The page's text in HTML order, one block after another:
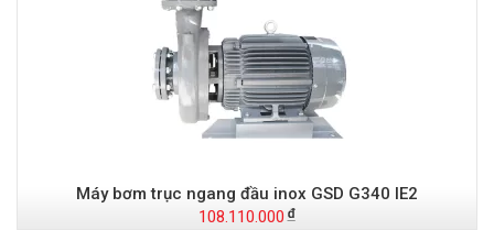
Máy bơm trục ngang đầu inox GSD G340 IE2
108.110.000